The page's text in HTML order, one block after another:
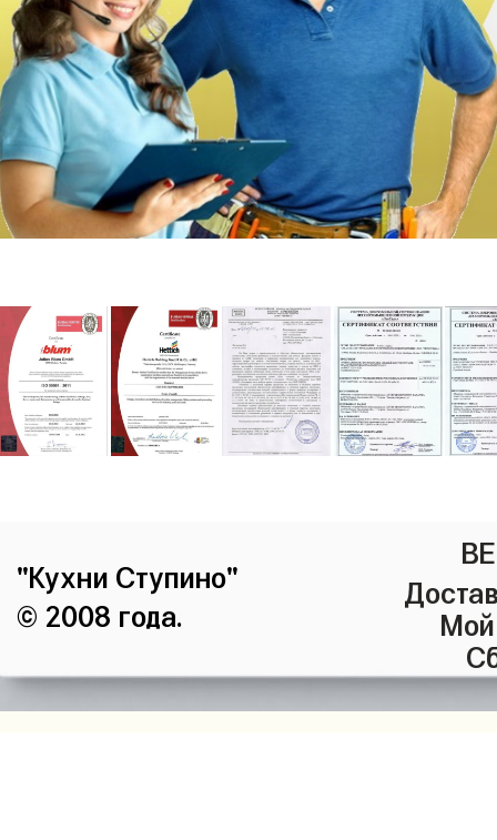
"Кухни Ступино"
© 2008 года.